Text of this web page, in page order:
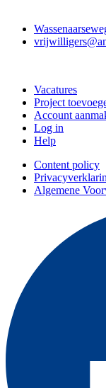
Vacatures
Project
Account
Log in
Help
Content policy
Algemene